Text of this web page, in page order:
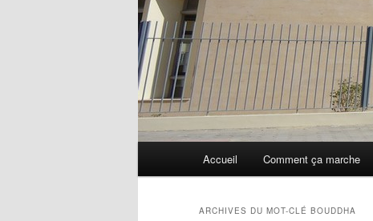
Aller
Aller
Accueil Comment ça marche
ARCHIVES DU MOT-CLÉ BOUDDHA